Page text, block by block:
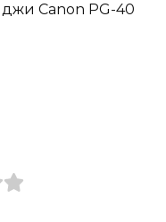
Canon PG-40